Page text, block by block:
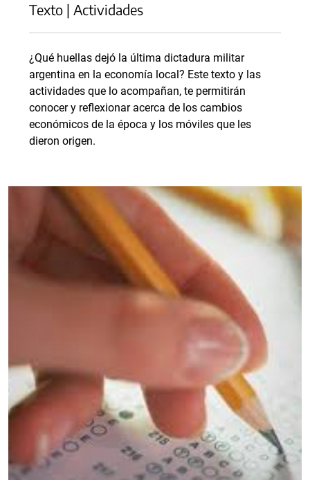
Texto | Actividades
¿Qué huellas dejó la última dictadura militar
argentina en la economía local? Este texto y las
actividades que lo acompañan, te permitirán
conocer y reflexionar acerca de los cambios
económicos de la época y los móviles que les
dieron origen.